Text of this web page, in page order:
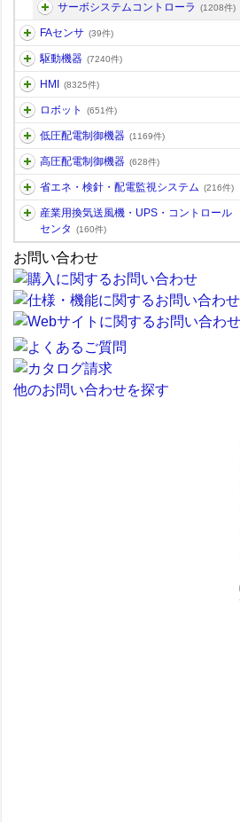
サーボシステムコントローラ (1208件)
FAセンサ (39件)
駆動機器 (7240件)
HMI (8325件)
ロボット (651件)
低圧配電制御機器 (1169件)
高圧配電制御機器 (628件)
省エネ・検針・配電監視システム (216件)
産業用換気送風機・UPS・コントロール
センタ
(160件)
お問い合わせ
他のお問い合わせを探す